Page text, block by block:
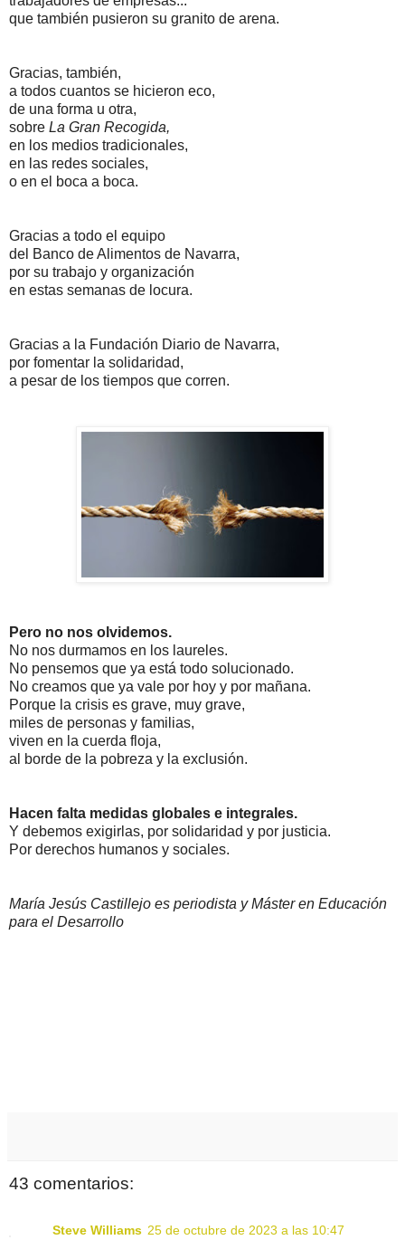
que también pusieron su granito de arena.
Gracias, también,
a todos cuantos se hicieron eco,
de una forma u otra,
sobre La Gran Recogida,
en los medios tradicionales,
en las redes sociales,
o en el boca a boca.
Gracias a todo el equipo
del Banco de Alimentos de Navarra,
por su trabajo y organización
en estas semanas de locura.
Gracias a la Fundación Diario de Navarra,
por fomentar la solidaridad,
a pesar de los tiempos que corren.
Pero no nos olvidemos.
No nos durmamos en los laureles.
No pensemos que ya está todo solucionado.
No creamos que ya vale por hoy y por mañana.
Porque la crisis es grave, muy grave,
miles de personas y familias,
viven en la cuerda floja,
al borde de la pobreza y la exclusión.
Hacen falta medidas globales e integrales.
Y debemos exigirlas, por solidaridad y por justicia.
Por derechos humanos y sociales.
María Jesús Castillejo es periodista y Máster en Educación
para el Desarrollo
43 comentarios:
Steve Williams 25 de octubre de 2023 a las 10:47